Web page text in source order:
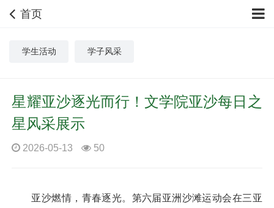
首页
学生活动 学子风采
星耀亚沙逐光而行！文学院亚沙每日之
星风采展示
2026-05-13 50
亚沙燃情，青春逐光。第六届亚洲沙滩运动会在三亚